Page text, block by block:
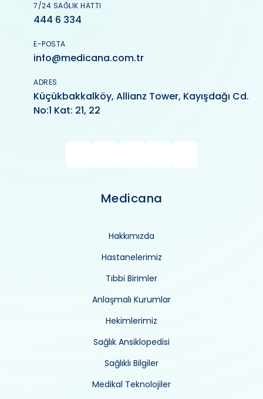
7/24 SAĞLIK HATTI
444 6 334
E-POSTA
info@medicana.com.tr
ADRES
Küçükbakkalköy, Allianz Tower, Kayışdağı Cd.
No:1 Kat: 21, 22
Medicana
Hakkımızda
Hastanelerimiz
Tıbbi Birimler
Anlaşmalı Kurumlar
Hekimlerimiz
Sağlık Ansiklopedisi
Sağlıklı Bilgiler
Medikal Teknolojiler